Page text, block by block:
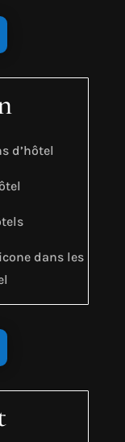
d’hôtel
dans les